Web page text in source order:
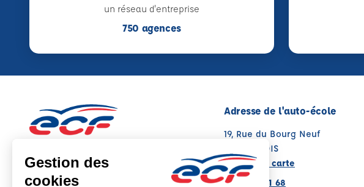
un réseau d'entreprise
750 agences
Adresse de l'auto-école
19, Rue du Bourg Neuf
41000 BLOIS
Voir sur la carte
02 43 21 41 68